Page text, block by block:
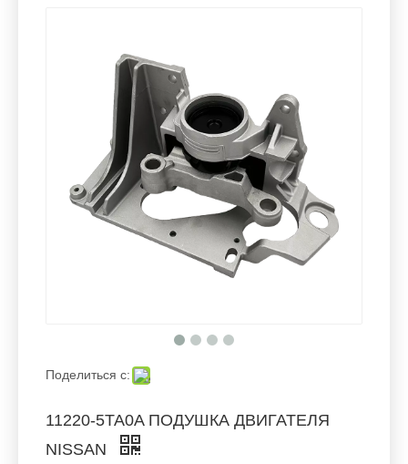
Поделиться с:
11220-5TA0A ПОДУШКА ДВИГАТЕЛЯ
NISSAN